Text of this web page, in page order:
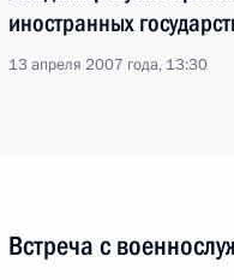
иностранных
13 апреля 2007 года, 13:30
Встреча с